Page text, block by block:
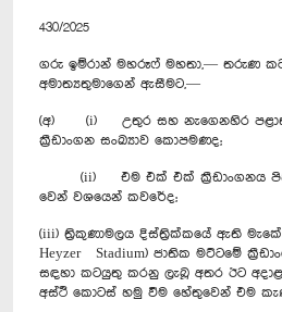
430/2025
ගරු ඉම්රාන් මහරූෆ් මහතා,— තරුණ
අමාත්‍යතුමාගෙන් ඇසීමට,—
(අ) (i) උතුර සහ නැගෙනහිර
ක්‍රීඩාංගන සංඛ්‍යාව කොපමණද;
(ii) එම එක් එක් ක්‍රීඩාංගනය
වෙන් වශයෙන් කවරේද;
(iii) ත්‍රිකුණාමල‍ය දිස්ත්‍රික්කයේ ඇති
Heyzer Stadium) ජාතික මට්ටමේ
සඳහා කටයුතු කරනු ලැබූ අතර ඊට
අස්ථි කොටස් හමු වීම හේතුවෙන් එම